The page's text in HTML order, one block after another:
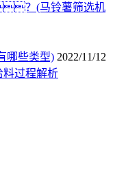
？(马铃薯筛选机
哪些类型) 2022/11/12
料过程解析